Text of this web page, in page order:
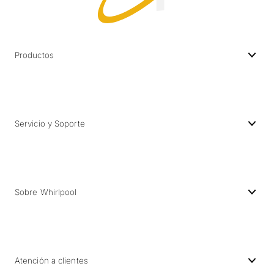
Productos
Servicio y Soporte
Sobre Whirlpool
Atención a clientes